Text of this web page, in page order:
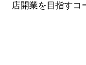
店開業を目指すコ